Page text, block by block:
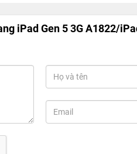
iPad Gen 5 3G A1822/